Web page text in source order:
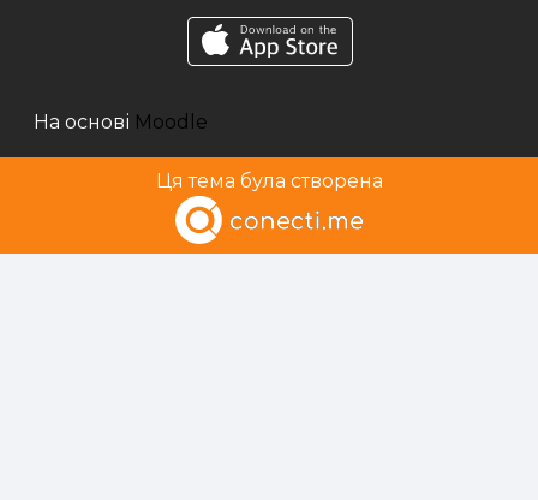
На основі Moodle
Ця тема була створена